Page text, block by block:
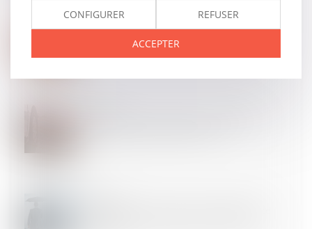
Créer sa boutique en ligne : mode d’emploi
11JANV.
CONFIGURER REFUSER
ACCEPTER